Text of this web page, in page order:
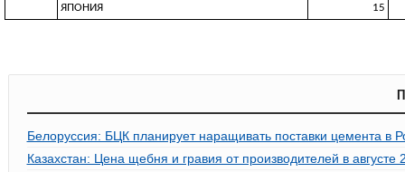
ЯПОНИЯ
15
Белоруссия: БЦК планирует наращивать поставки цемента в
Казахстан: Цена щебня и гравия от производителей в августе